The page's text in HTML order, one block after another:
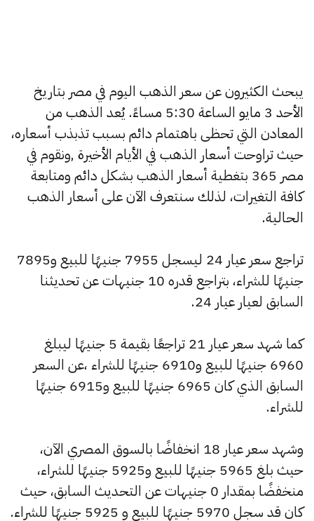
يبحث الكثيرون عن سعر الذهب اليوم في مصر بتاريخ
الأحد 3 مايو الساعة 5:30 مساءً. يُعد الذهب من
المعادن التي تحظى باهتمام دائم بسبب تذبذب أسعاره،
حيث تراوحت أسعار الذهب في الأيام الأخيرة ,ونقوم في
مصر 365 بتغطية أسعار الذهب بشكل دائم ومتابعة
كافة التغيرات، لذلك سنتعرف الآن على أسعار الذهب
الحالية.
تراجع سعر عيار 24 ليسجل 7955 جنيهًا للبيع و7895
جنيهًا للشراء، بتراجع قدره 10 جنيهات عن تحديثنا
السابق لعيار عيار 24.
كما شهد سعر عيار 21 تراجعًا بقيمة 5 جنيهًا ليبلغ
6960 جنيهًا للبيع و6910 جنيهًا للشراء ،عن السعر
السابق الذي كان 6965 جنيهًا للبيع و6915 جنيهًا
للشراء.
وشهد سعر عيار 18 انخفاضًا بالسوق المصري الآن،
حيث بلغ 5965 جنيهًا للبيع و5925 جنيهًا للشراء،
منخفضًا بمقدار 0 جنيهات عن التحديث السابق، حيث
كان قد سجل 5970 جنيهًا للبيع و 5925 جنيهًا للشراء.